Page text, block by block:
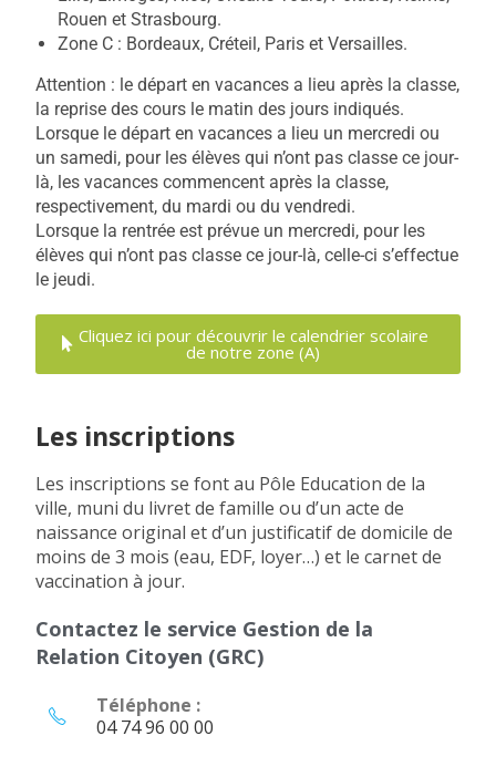
Rouen et Strasbourg.
Zone C : Bordeaux, Créteil, Paris et Versailles.
Attention : le départ en vacances a lieu après la classe,
la reprise des cours le matin des jours indiqués.
Lorsque le départ en vacances a lieu un mercredi ou
un samedi, pour les élèves qui n’ont pas classe ce jour-
là, les vacances commencent après la classe,
respectivement, du mardi ou du vendredi.
Lorsque la rentrée est prévue un mercredi, pour les
élèves qui n’ont pas classe ce jour-là, celle-ci s’effectue
le jeudi.
Cliquez ici pour découvrir le calendrier scolaire
de notre zone (A)
Les inscriptions
Les inscriptions se font au Pôle Education de la
ville, muni du livret de famille ou d’un acte de
naissance original et d’un justificatif de domicile de
moins de 3 mois (eau, EDF, loyer…) et le carnet de
vaccination à jour.
Contactez le service Gestion de la
Relation Citoyen (GRC)
Téléphone :
04 74 96 00 00